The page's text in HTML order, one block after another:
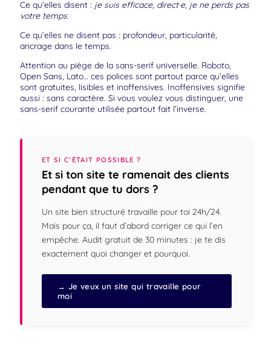
Ce qu’elles disent : je suis efficace, direct·e, je ne perds pas
votre temps.
Ce qu’elles ne disent pas : profondeur, particularité,
ancrage dans le temps.
Attention au piège de la sans-serif universelle. Roboto,
Open Sans, Lato… ces polices sont partout parce qu’elles
sont gratuites, lisibles et inoffensives. Inoffensives signifie
aussi : sans caractère. Si vous voulez vous distinguer, une
sans-serif courante utilisée partout fait l’inverse.
ET SI C’ÉTAIT POSSIBLE ?
Et si ton site te ramenait des clients
pendant que tu dors ?
Un site bien structuré travaille pour toi 24h/24.
Mais pour ça, il faut d’abord corriger ce qui l’en
empêche. Audit gratuit de 30 minutes : je te dis
exactement quoi changer et pourquoi.
→ Je veux un site qui travaille pour
moi